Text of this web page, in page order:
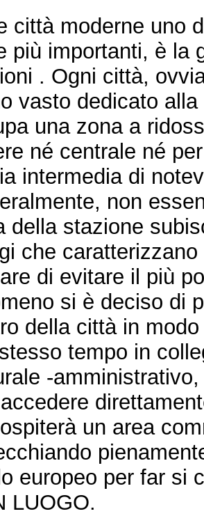
città moderne uno
più importanti, è la
. Ogni città,
vasto dedicato
una zona a
né centrale né
intermedia di
non
della stazione
che
di evitare il più
si è deciso di
della città in
tempo in
-
un area
europeo per far si
LUOGO.